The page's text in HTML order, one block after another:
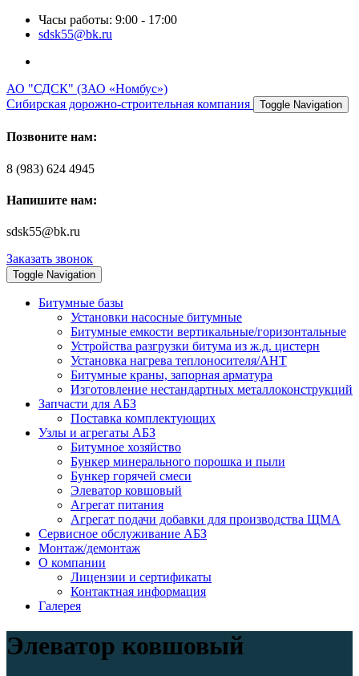
Часы работы: 9:00 - 17:00
sdsk55@bk.ru
АО "СДСК" (ЗАО «Номбус»)
Сибирская дорожно-строительная компания
Toggle Navigation
Позвоните нам:
8 (983) 624 4945
Напишите нам:
sdsk55@bk.ru
Заказать звонок
Toggle Navigation
Битумные базы
Установки насосные битумные
Битумные емкости вертикальные/горизонтальные
Устройства разгрузки битума из ж.д. цистерн
Установка нагрева теплоносителя/АНТ
Битумные краны, запорная арматура
Изготовление нестандартных металлоконструкций
Запчасти для АБЗ
Поставка комплектующих
Узлы и агрегаты АБЗ
Битумное хозяйство
Бункер минерального порошка и пыли
Бункер горячей смеси
Элеватор ковшовый
Агрегат питания
Агрегат подачи добавки для производства ЩМА
Сервисное обслуживание АБЗ
Монтаж/демонтаж
О компании
Лицензии и сертификаты
Контактная информация
Галерея
Элеватор ковшовый